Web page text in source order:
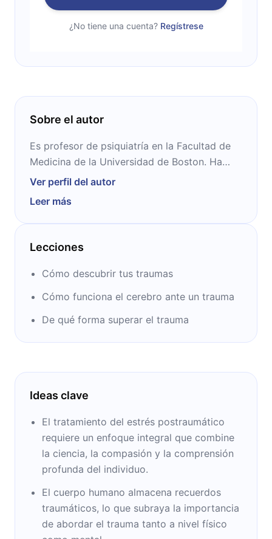
¿No tiene una cuenta? Regístrese
Sobre el autor
Es profesor de psiquiatría en la Facultad de
Medicina de la Universidad de Boston. Ha
investigado el trauma durante más de 30
científicos. Fundó el Centro de Trauma en
Massachusetts hace 35 años y desde
entonces ha tratado a miles de adultos y
Ver perfil del autor
Leer más
Lecciones
Cómo descubrir tus traumas
Cómo funciona el cerebro ante un trauma
De qué forma superar el trauma
Ideas clave
El tratamiento del estrés postraumático
requiere un enfoque integral que combine
la ciencia, la compasión y la comprensión
profunda del individuo.
El cuerpo humano almacena recuerdos
traumáticos, lo que subraya la importancia
de abordar el trauma tanto a nivel físico